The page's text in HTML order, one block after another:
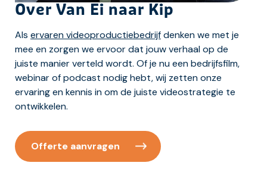
Over Van Ei naar Kip
Als ervaren videoproductiebedrijfdenken we met je
mee en zorgen we ervoor dat jouw verhaal op de
juiste manier verteld wordt. Of je nu een bedrijfsfilm,
webinar of podcast nodig hebt, wij zetten onze
ervaring en kennis in om de juiste videostrategie te
ontwikkelen.
Offerte aanvragen